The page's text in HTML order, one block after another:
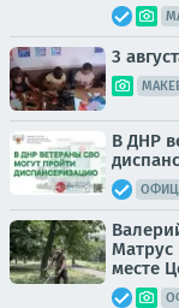
3
В ДНР
ОФИЦ.
Матрус
месте